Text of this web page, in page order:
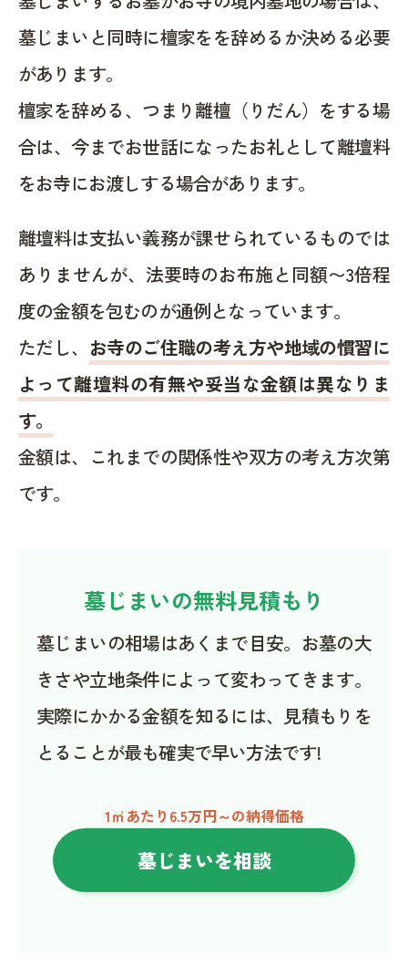
墓じまいと同時に檀家をを辞めるか決める必要
があります。
檀家を辞める、つまり離檀（りだん）をする場
合は、今までお世話になったお礼として離壇料
をお寺にお渡しする場合があります。
離壇料は支払い義務が課せられているものでは
ありませんが、法要時のお布施と同額〜3倍程
度の金額を包むのが通例となっています。
ただし、 お寺のご住職の考え方や地域の慣習に
よって離壇料の有無や妥当な金額は異なりま
す。
金額は、これまでの関係性や双方の考え方次第
です。
墓じまいの無料見積もり
墓じまいの相場はあくまで目安。お墓の大
きさや立地条件によって変わってきます。
実際にかかる金額を知るには、見積もりを
とることが最も確実で早い方法です!
1㎡あたり6.5万円～の納得価格
墓じまいを相談